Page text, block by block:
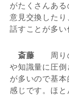
がたくさんあ
意見交換した
話すことが多い
斎藤 周りの
や知識量に圧
が多いので基
感じです。ほ